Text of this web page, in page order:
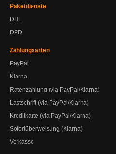
Paketdienste
DHL
DPD
Zahlungsarten
PayPal
Klarna
Ratenzahlung (via PayPal/Klarna)
Lastschrift (via PayPal/Klarna)
Kreditkarte (via PayPal/Klarna)
Sofortüberweisung (Klarna)
Vorkasse